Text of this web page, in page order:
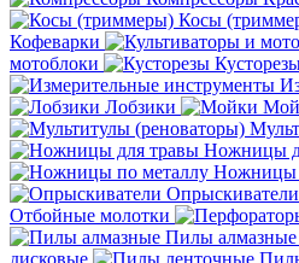
Косы
Кофеварки
мотоблоки
Лобзики
Ножницы
Ножницы
Опрыскиватели
Отбойные молотки
Пилы алмазные
дисковые